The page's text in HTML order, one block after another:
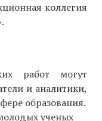
коллегия
работ могут
и аналитики,
образования.
ученых